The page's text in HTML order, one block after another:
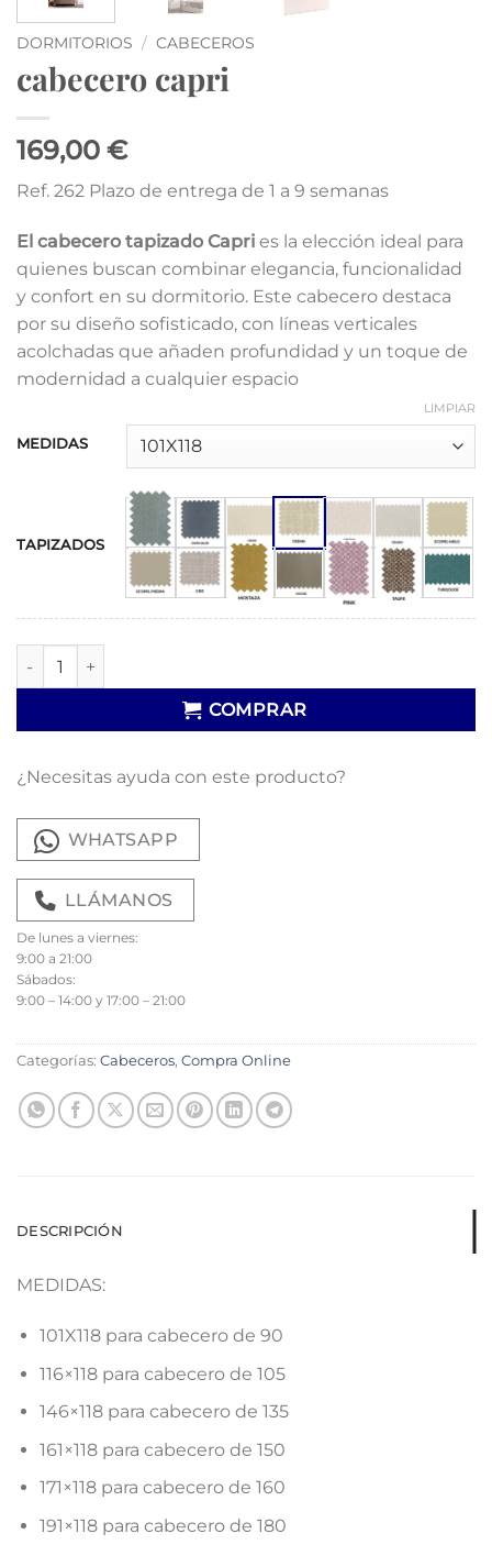
DORMITORIOS / CABECEROS
cabecero capri
169,00 €
Ref. 262 Plazo de entrega de 1 a 9 semanas
El cabecero tapizado Capri es la elección ideal para
quienes buscan combinar elegancia, funcionalidad
y confort en su dormitorio. Este cabecero destaca
por su diseño sofisticado, con líneas verticales
acolchadas que añaden profundidad y un toque de
modernidad a cualquier espacio
MEDIDAS
TAPIZADOS
LIMPIAR
cabecero capri cantidad
COMPRAR
¿Necesitas ayuda con este producto?
WHATSAPP
LLÁMANOS
De lunes a viernes:
9:00 a 21:00
Sábados:
9:00 – 14:00 y 17:00 – 21:00
Categorías: Cabeceros, Compra Online
DESCRIPCIÓN
MEDIDAS:
101X118 para cabecero de 90
116×118 para cabecero de 105
146×118 para cabecero de 135
161×118 para cabecero de 150
171×118 para cabecero de 160
191×118 para cabecero de 180